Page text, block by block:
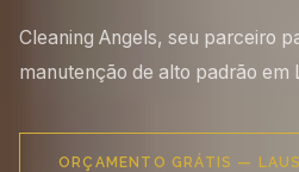
Cleaning Angels, seu parceiro
manutenção de alto padrão em
ORÇAMENTO GRÁTIS —